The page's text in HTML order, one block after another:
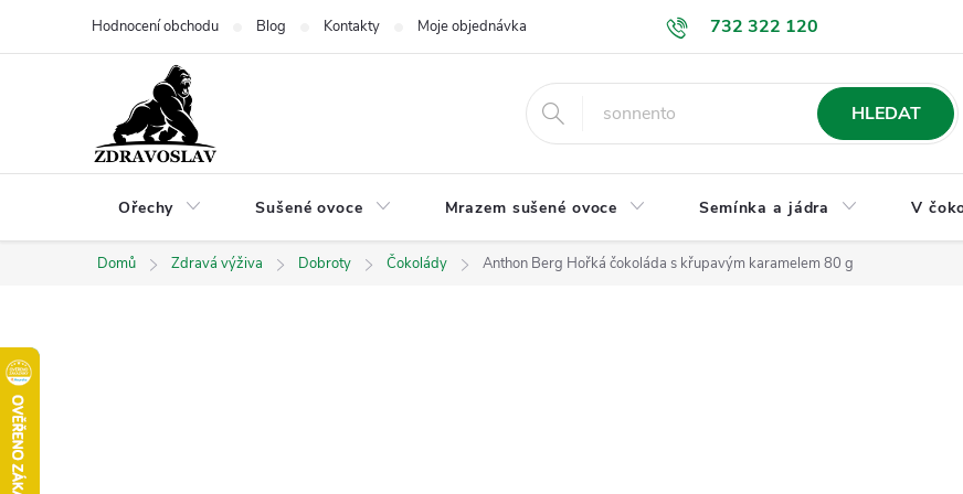
732 322 120
Hodnocení obchodu Blog Kontakty Moje objednávka GDPR a ochrana osobních údajů Jak nakupovat
HLEDAT
Ořechy Sušené ovoce Mrazem sušené ovoce Semínka a jádra V
Domů Zdravá výživa Dobroty Čokolády Anthon Berg Hořká čokoláda s křupavým karamelem 80 g